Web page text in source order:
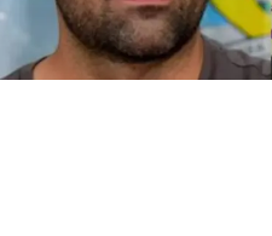
Flipboard